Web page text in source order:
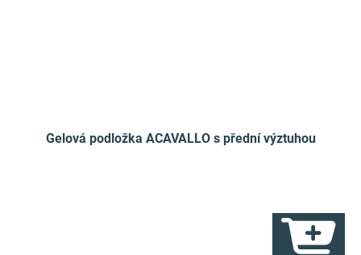
Gelová podložka ACAVALLO s přední výztuhou